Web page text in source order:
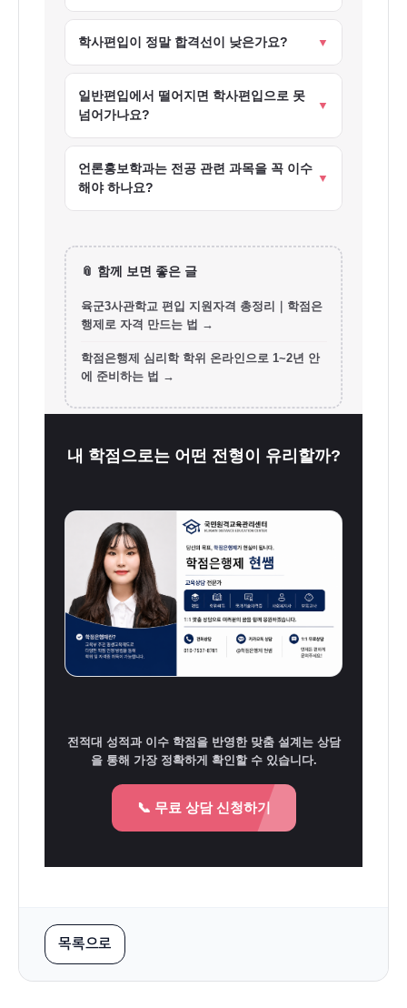
론
홍
보
학
과
편
입,
일
편
입
학
사
편
입,
학
점
점,
학
점
제
쟁
률
학점 요건은 충족되지만, 대학마다 세부 지원자
격과 전형요소(전적대 성적, 시험, 면접 반영 비
율)가 다르므로 지원하려는 학교의 모집요강을
학사편입이 정말 합격선이 낮은가요? ▼
사례에 따라 5~16점 정도 낮게 형성되는 경향은
있지만, 학과별 모집인원이 극소수라 변수도 큽
니다. 경쟁률과 모집인원을 함께 봐야 정확합니
다.
일반편입에서 떨어지면 학사편입으로 못
넘어가나요?
▼
넘어갈 수 있습니다. 학점은행제로 140학점 요
건을 채우면 다음 해에 학사편입으로 전형을 바
꿔 재도전할 수 있습니다.
언론홍보학과는 전공 관련 과목을 꼭 이수
해야 하나요?
▼
니다.
📎 함께 보면 좋은 글
육군3사관학교 편입 지원자격 총정리｜학점은
행제로 자격 만드는 법 →
학점은행제 심리학 학위 온라인으로 1~2년 안
에 준비하는 법 →
내 학점으로는 어떤 전형이 유리할까?
전적대 성적과 이수 학점을 반영한 맞춤 설계는 상담
을 통해 가장 정확하게 확인할 수 있습니다.
📞 무료 상담 신청하기
목록으로